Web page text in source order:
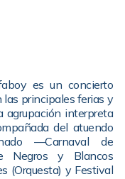
es un concierto
principales ferias y
agrupación interpreta
del atuendo
—Carnaval de
Negros y Blancos
(Orquesta) y Festival